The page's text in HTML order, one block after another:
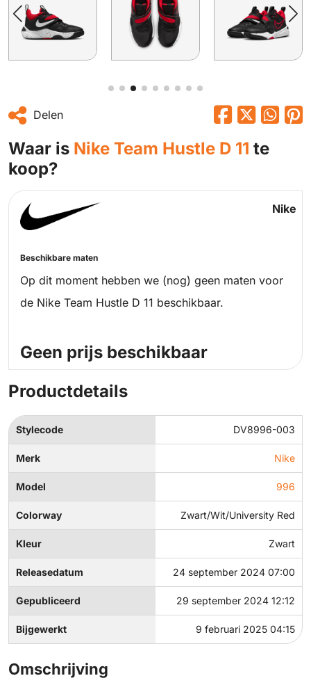
Delen
Waar is Nike Team Hustle D 11 te
koop?
Nike
Beschikbare maten
Op dit moment hebben we (nog) geen maten voor
de Nike Team Hustle D 11 beschikbaar.
Geen prijs beschikbaar
Productdetails
Stylecode DV8996-003
Merk Nike
Model 996
Colorway Zwart/Wit/University Red
Kleur Zwart
Releasedatum 24 september 2024 07:00
Gepubliceerd 29 september 2024 12:12
Bijgewerkt 9 februari 2025 04:15
Omschrijving